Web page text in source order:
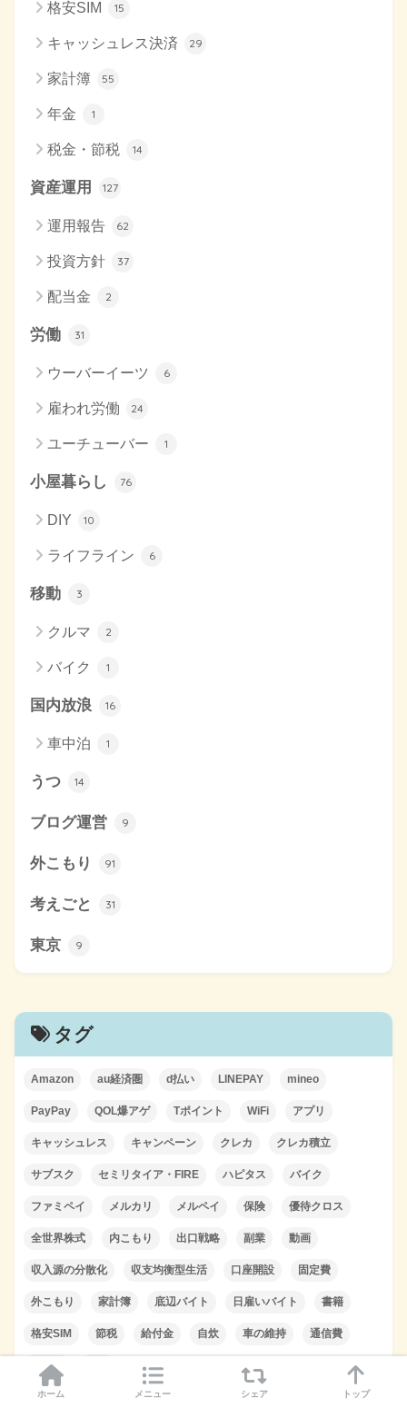
格安SIM 15
キャッシュレス決済 29
家計簿 55
年金 1
税金・節税 14
資産運用 127
運用報告 62
投資方針 37
配当金 2
労働 31
ウーバーイーツ 6
雇われ労働 24
ユーチューバー 1
小屋暮らし 76
DIY 10
ライフライン 6
移動 3
クルマ 2
バイク 1
国内放浪 16
車中泊 1
うつ 14
ブログ運営 9
外こもり 91
考えごと 31
東京 9
タグ
Amazon au経済圏 d払い LINEPAY mineo
PayPay QOL爆アゲ Tポイント WiFi アプリ
キャッシュレス キャンペーン クレカ クレカ積立
サブスク セミリタイア・FIRE ハピタス バイク
ファミペイ メルカリ メルペイ 保険 優待クロス
全世界株式 内こもり 出口戦略 副業 動画
収入源の分散化 収支均衡型生活 口座開設 固定費
外こもり 家計簿 底辺バイト 日雇いバイト 書籍
格安SIM 節税 給付金 自炊 車の維持 通信費
配当金
ホーム メニュー シェア トップ